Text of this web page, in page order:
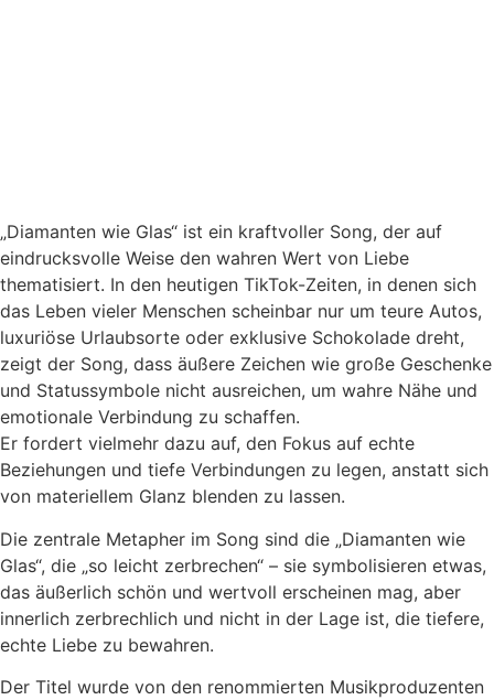
„Diamanten wie Glas“ ist ein kraftvoller Song, der auf
eindrucksvolle Weise den wahren Wert von Liebe
thematisiert. In den heutigen TikTok-Zeiten, in denen sich
das Leben vieler Menschen scheinbar nur um teure Autos,
luxuriöse Urlaubsorte oder exklusive Schokolade dreht,
zeigt der Song, dass äußere Zeichen wie große Geschenke
und Statussymbole nicht ausreichen, um wahre Nähe und
emotionale Verbindung zu schaffen.
Er fordert vielmehr dazu auf, den Fokus auf echte
Beziehungen und tiefe Verbindungen zu legen, anstatt sich
von materiellem Glanz blenden zu lassen.
Die zentrale Metapher im Song sind die „Diamanten wie
Glas“, die „so leicht zerbrechen“ – sie symbolisieren etwas,
das äußerlich schön und wertvoll erscheinen mag, aber
innerlich zerbrechlich und nicht in der Lage ist, die tiefere,
echte Liebe zu bewahren.
Der Titel wurde von den renommierten Musikproduzenten